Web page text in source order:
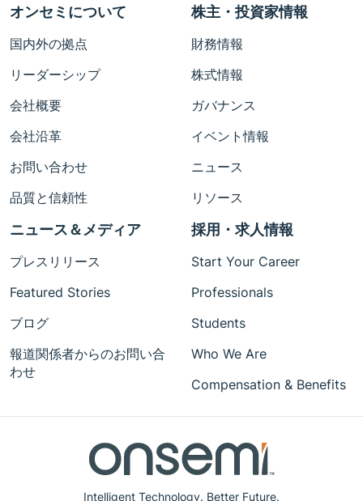
Intelligent Technology. Better Future.
オンセミについて
国内外の拠点
リーダーシップ
会社概要
会社沿革
お問い合わせ
品質と信頼性
株主・投資家情報
財務情報
株式情報
ガバナンス
イベント情報
ニュース
リソース
ニュース＆メディア
プレスリリース
Featured Stories
ブログ
報道関係者からのお問い合
わせ
採用・求人情報
Start Your Career
Professionals
Students
Who We Are
Compensation & Benefits